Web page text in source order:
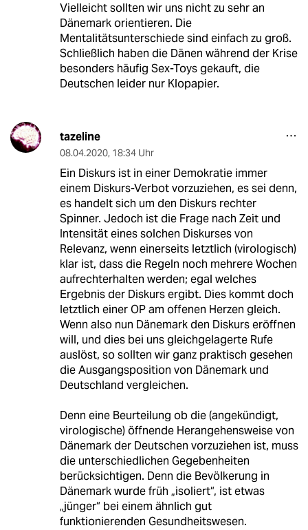
Vielleicht sollten wir uns nicht zu sehr an
Dänemark orientieren. Die
Mentalitätsunterschiede sind einfach zu groß.
Schließlich haben die Dänen während der Krise
besonders häufig Sex-Toys gekauft, die
Deutschen leider nur Klopapier.
tazeline
08.04.2020, 18:34 Uhr
Ein Diskurs ist in einer Demokratie immer
einem Diskurs-Verbot vorzuziehen, es sei denn,
es handelt sich um den Diskurs rechter
Spinner. Jedoch ist die Frage nach Zeit und
Intensität eines solchen Diskurses von
Relevanz, wenn einerseits letztlich (virologisch)
klar ist, dass die Regeln noch mehrere Wochen
aufrechterhalten werden; egal welches
Ergebnis der Diskurs ergibt. Dies kommt doch
letztlich einer OP am offenen Herzen gleich.
Wenn also nun Dänemark den Diskurs eröffnen
will, und dies bei uns gleichgelagerte Rufe
auslöst, so sollten wir ganz praktisch gesehen
die Ausgangsposition von Dänemark und
Deutschland vergleichen.
Denn eine Beurteilung ob die (angekündigt,
virologische) öffnende Herangehensweise von
Dänemark der Deutschen vorzuziehen ist, muss
die unterschiedlichen Gegebenheiten
berücksichtigen. Denn die Bevölkerung in
Dänemark wurde früh „isoliert“, ist etwas
„jünger“ bei einem ähnlich gut
funktionierenden Gesundheitswesen.